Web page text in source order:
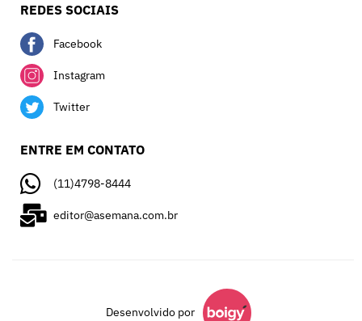
REDES SOCIAIS
Facebook
Instagram
Twitter
ENTRE EM CONTATO
(11)4798-8444
editor@asemana.com.br
Desenvolvido por